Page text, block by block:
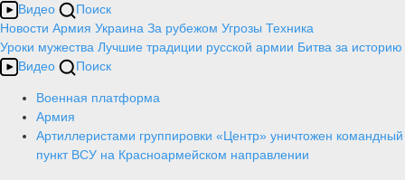
Видео
Поиск
Новости Армия Украина За рубежом Угрозы Техника
Уроки мужества Лучшие традиции русской армии Битва за историю
Видео
Поиск
Военная платформа
Армия
Артиллеристами группировки «Центр» уничтожен командный
пункт ВСУ на Красноармейском направлении